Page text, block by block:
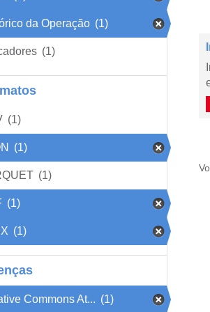
da Operação (1)
(1)
(1)
(1)
(1)
(1)
(1)
Commons At... (1)